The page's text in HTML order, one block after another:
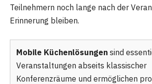
Teilnehmern noch lange nach der
Erinnerung bleiben.
Mobile Küchenlösungen sind
Veranstaltungen abseits klassischer
Konferenzräume und ermöglichen